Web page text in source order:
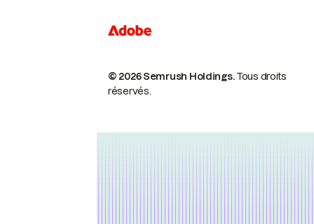
© 2026 Semrush Holdings.Tous droits
réservés.